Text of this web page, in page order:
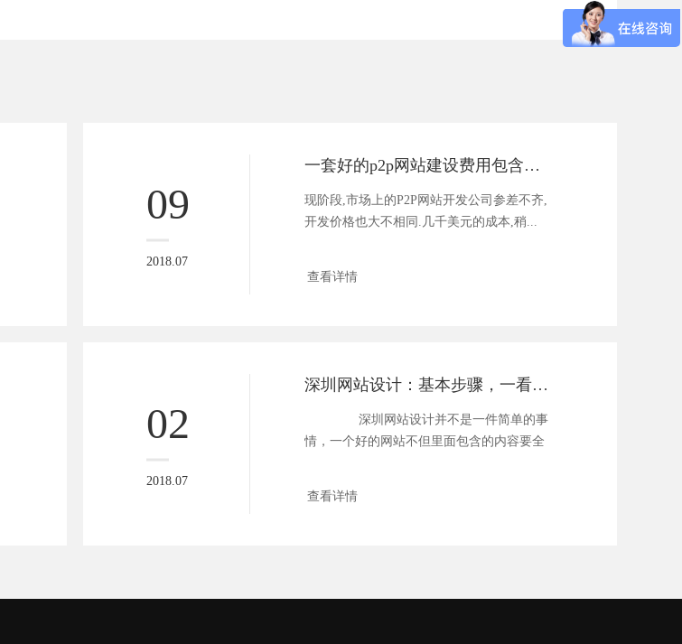
09
2018.07
一套好的p2p网站建设费用包含了哪些部分
现阶段,市场上的P2P网站开发公司参差不齐,
开发价格也大不相同.几千美元的成本,稍...
查看详情
02
2018.07
深圳网站设计：基本步骤，一看就明白
深圳网站设计并不是一件简单的事
情，一个好的网站不但里面包含的内容要全
查看详情